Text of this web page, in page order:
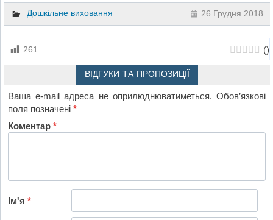
Дошкільне виховання 26 Грудня 2018
261 ()
ВІДГУКИ ТА ПРОПОЗИЦІЇ
Ваша e-mail адреса не оприлюднюватиметься. Обов’язкові
поля позначені*
Коментар*
Ім'я*